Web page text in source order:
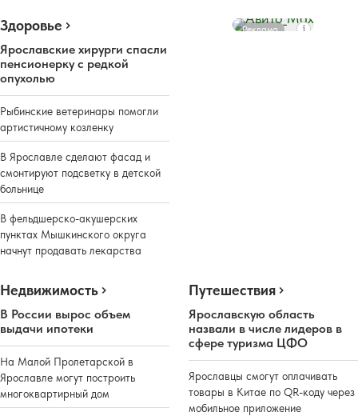
Здоровье
Ярославские хирурги спасли
пенсионерку с редкой
опухолью
Рыбинские ветеринары помогли
артистичному козленку
В Ярославле сделают фасад и
смонтируют подсветку в детской
больнице
В фельдшерско-акушерских
пунктах Мышкинского округа
начнут продавать лекарства
Реклама
Недвижимость
В России вырос объем
выдачи ипотеки
На Малой Пролетарской в
Ярославле могут построить
многоквартирный дом
Путешествия
Ярославскую область
назвали в числе лидеров в
сфере туризма ЦФО
Ярославцы смогут оплачивать
товары в Китае по QR-коду через
мобильное приложение